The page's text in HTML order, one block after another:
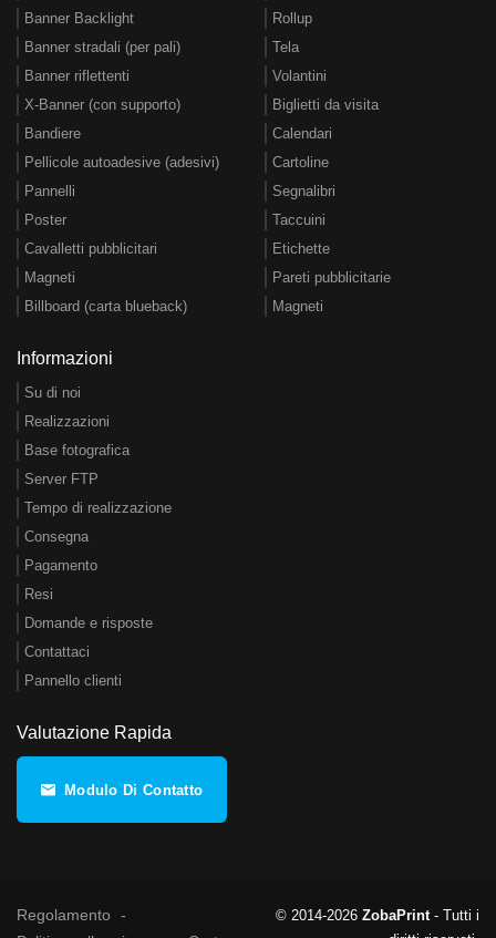
Banner Backlight
Banner stradali (per pali)
Banner riflettenti
X-Banner (con supporto)
Bandiere
Pellicole autoadesive (adesivi)
Pannelli
Poster
Cavalletti pubblicitari
Magneti
Billboard (carta blueback)
Rollup
Tela
Volantini
Biglietti da visita
Calendari
Cartoline
Segnalibri
Taccuini
Etichette
Pareti pubblicitarie
Magneti
Informazioni
Su di noi
Realizzazioni
Base fotografica
Server FTP
Tempo di realizzazione
Consegna
Pagamento
Resi
Domande e risposte
Contattaci
Pannello clienti
Valutazione Rapida
Modulo Di Contatto
Regolamento
© 2014-2026 ZobaPrint- Tutti i